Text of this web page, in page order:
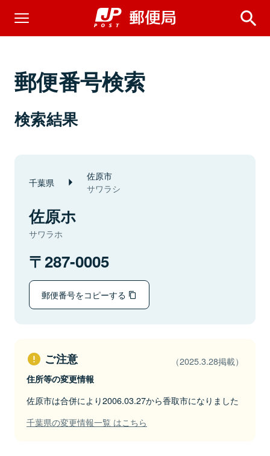
郵便番号検索
検索結果
千葉県 佐原市
サワラシ
佐原ホ
サワラホ
287-0005
郵便番号をコピーする
ご注意 （2025.3.28掲載）
住所等の変更情報
佐原市は合併により2006.03.27から香取市になりました
千葉県の変更情報一覧 はこちら